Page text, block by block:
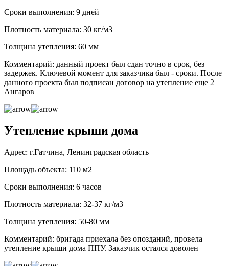
Сроки выполнения: 9 дней
Плотность материала: 30 кг/м3
Толщина утепления: 60 мм
Комментарий: данный проект был сдан точно в срок, без
задержек. Ключевой момент для заказчика был - сроки. После
данного проекта был подписан договор на утепление еще 2
Ангаров
Утепление крыши дома
Адрес: г.Гатчина, Ленинградская область
Площадь объекта: 110 м2
Сроки выполнения: 6 часов
Плотность материала: 32-37 кг/м3
Толщина утепления: 50-80 мм
Комментарий: бригада приехала без опозданий, провела
утепление крыши дома ППУ. Заказчик остался доволен